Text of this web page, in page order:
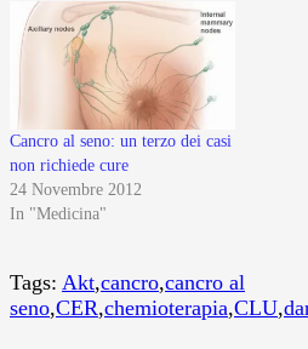
Cancro al seno: un terzo dei casi
non richiede cure
24 Novembre 2012
In "Medicina"
Tags: Akt,cancro,cancro al
seno,CER,chemioterapia,CLU,